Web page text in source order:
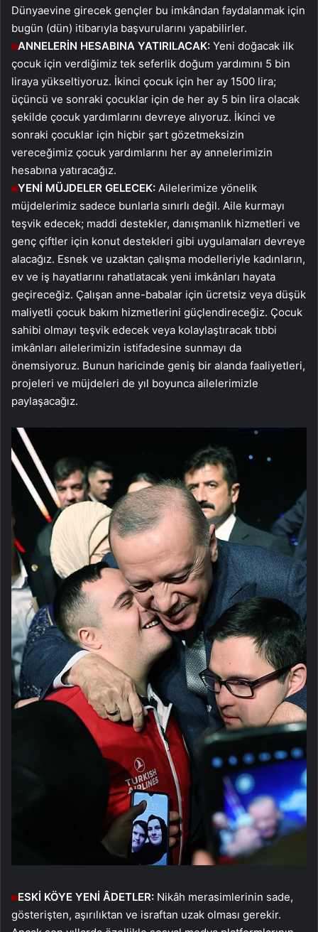
Dünyaevine girecek gençler bu imkândan faydalanmak için
bugün (dün) itibarıyla başvurularını yapabilirler.
ANNELERİN HESABINA YATIRILACAK: Yeni doğacak ilk
çocuk için verdiğimiz tek seferlik doğum yardımını 5 bin
liraya yükseltiyoruz. İkinci çocuk için her ay 1500 lira;
üçüncü ve sonraki çocuklar için de her ay 5 bin lira olacak
şekilde çocuk yardımlarını devreye alıyoruz. İkinci ve
sonraki çocuklar için hiçbir şart gözetmeksizin
vereceğimiz çocuk yardımlarını her ay annelerimizin
hesabına yatıracağız.
YENİ MÜJDELER GELECEK: Ailelerimize yönelik
müjdelerimiz sadece bunlarla sınırlı değil. Aile kurmayı
teşvik edecek; maddi destekler, danışmanlık hizmetleri ve
genç çiftler için konut destekleri gibi uygulamaları devreye
alacağız. Esnek ve uzaktan çalışma modelleriyle kadınların,
ev ve iş hayatlarını rahatlatacak yeni imkânları hayata
geçireceğiz. Çalışan anne-babalar için ücretsiz veya düşük
maliyetli çocuk bakım hizmetlerini güçlendireceğiz. Çocuk
sahibi olmayı teşvik edecek veya kolaylaştıracak tıbbi
imkânları ailelerimizin istifadesine sunmayı da
önemsiyoruz. Bunun haricinde geniş bir alanda faaliyetleri,
projeleri ve müjdeleri de yıl boyunca ailelerimizle
paylaşacağız.
ESKİ KÖYE YENİ ÂDETLER: Nikâh merasimlerinin sade,
gösterişten, aşırılıktan ve israftan uzak olması gerekir.